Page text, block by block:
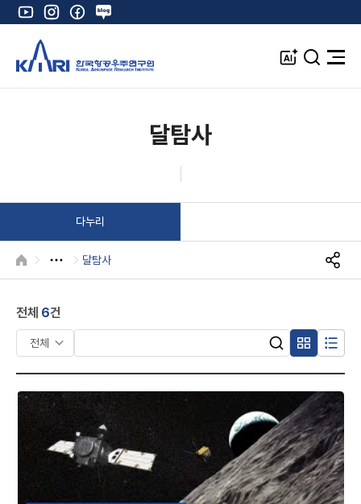
유
튜
인
스
타
그
램
페
이
북
네
이
블
로
K
A
A
검
전
달탐사
다누리
HOME 달탐사
S
N
유
전체 6건
항
색
어
입
검
복
목